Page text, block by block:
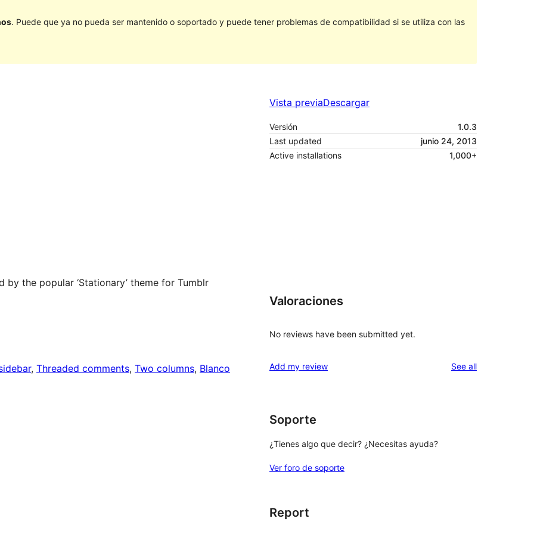
. Puede que ya no pueda ser mantenido o soportado y puede tener problemas de compatibilidad si se utiliza con las
Vista previaDescargar
Versión
1.0.3
Last updated
junio 24, 2013
Active installations
1,000+
the popular ‘Stationary’ theme for Tumblr
, Threaded comments, Two columns, Blanco
Valoraciones
No reviews have been submitted yet.
Add my review See allreviews
Soporte
¿Tienes algo que decir? ¿Necesitas ayuda?
Ver foro de soporte
Report